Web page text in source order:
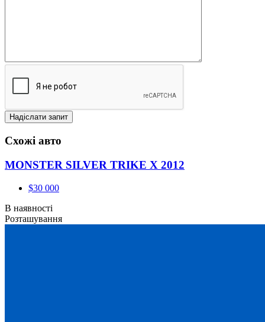
Схожі авто
MONSTER SILVER TRIKE X 2012
$30 000
В наявності
Розташування